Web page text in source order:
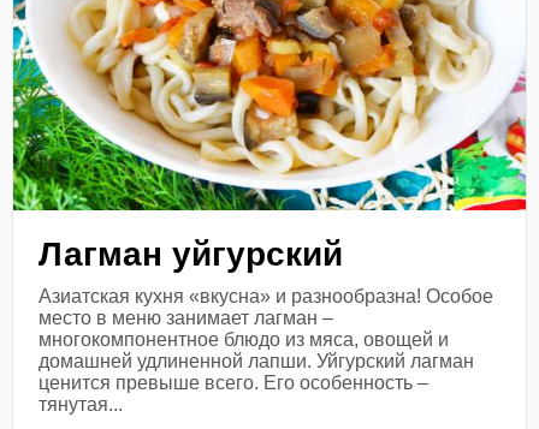
Лагман уйгурский
Азиатская кухня «вкусна» и разнообразна! Особое
место в меню занимает лагман –
многокомпонентное блюдо из мяса, овощей и
домашней удлиненной лапши. Уйгурский лагман
ценится превыше всего. Его особенность –
тянутая...